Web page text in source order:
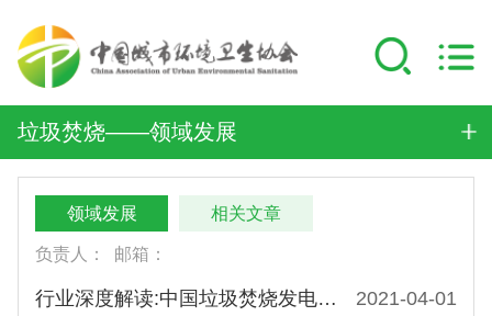
垃圾焚烧——领域发展
领域发展 相关文章
负责人： 邮箱：
行业深度解读:中国垃圾焚烧发电政策回顾与分析
2021-04-01